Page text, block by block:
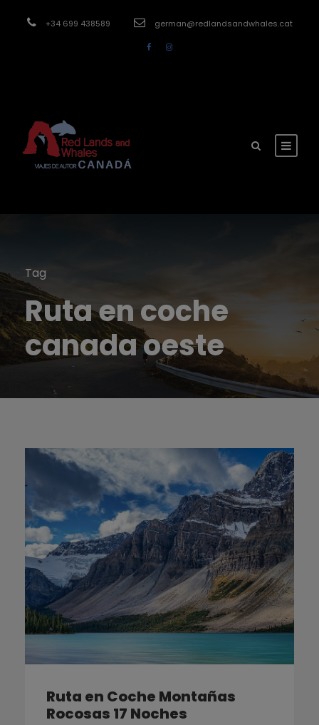
+34 699 438589 german@redlandsandwhales.cat
Tag
Ruta en coche
canada oeste
Ruta en Coche Montañas
Rocosas 17 Noches